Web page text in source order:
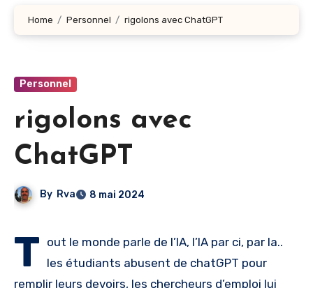
Home Personnel rigolons avec ChatGPT
Personnel
rigolons avec
ChatGPT
By Rva 8 mai 2024
T out le monde parle de l’IA, l’IA par ci, par la..
les étudiants abusent de chatGPT pour
remplir leurs devoirs, les chercheurs d’emploi lui